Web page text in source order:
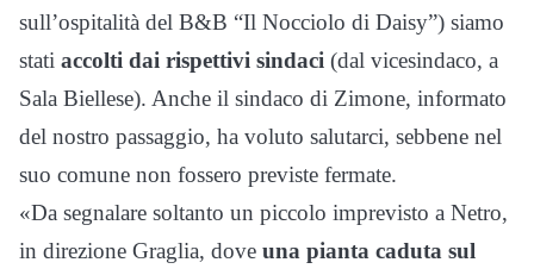
sull’ospitalità del B&B “Il Nocciolo di Daisy”) siamo
stati accolti dai rispettivi sindaci (dal vicesindaco, a
Sala Biellese). Anche il sindaco di Zimone, informato
del nostro passaggio, ha voluto salutarci, sebbene nel
suo comune non fossero previste fermate.
«Da segnalare soltanto un piccolo imprevisto a Netro,
in direzione Graglia, dove una pianta caduta sul